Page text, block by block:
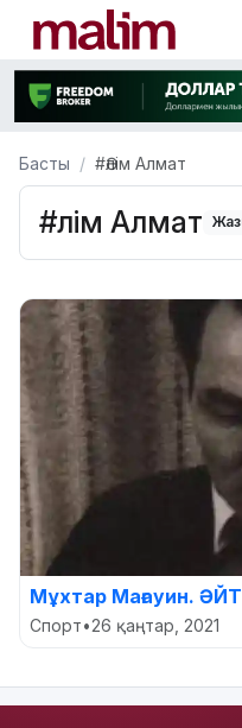
Басты #Әлім Алмат
#Әлім Алмат
Мұхтар Мағауин.
Спорт•26 қаңтар, 2021